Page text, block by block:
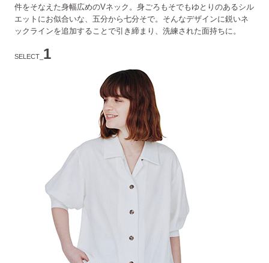
件をそなえた身幅広めのVネック。身ごろもそでもゆとりのあるシル
エットにお似合いな、五分から七分そで。そんなデザインに鋭いネ
ックラインを追加することで引き締まり、洗練された面持ちに。
SELECT_ 1